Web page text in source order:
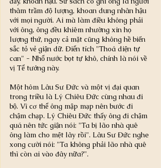
thâm trầm độ lượng, khoan dung nhân hậu
với mọi người. Ai mà làm điều không phải
với ông, ông đều khiêm nhường xin họ
lượng thứ, ngay cả mặt cũng không hề biến
sắc tỏ vẻ giận dữ. Điển tích "Thoá diện tự
can" - Nhổ nước bọt tự khô, chính là nói về
vị Tể tướng này.
Một hôm Lâu Sư Đức và một vị đại quan
trong triều là Lý Chiêu Đức cùng nhau đi
bộ. Vì cơ thể ông mập mạp nên bước đi
chậm chạp. Lý Chiêu Đức thấy ông đi chậm
quá nên tức giận nói: "Ta bị lão nhà quê
ông làm cho mệt lây rồi". Lâu Sư Đức nghe
xong cười nói: "Ta không phải lão nhà quê
thì còn ai vào đây nữa?".